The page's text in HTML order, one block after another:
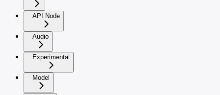
API Node
Audio
Experimental
Model